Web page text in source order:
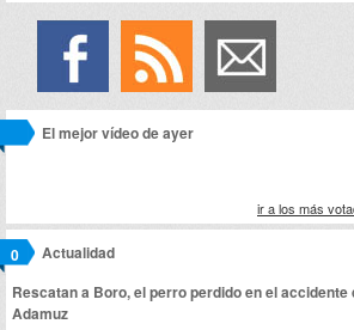
El mejor vídeo de ayer
ir a los más
Actualidad
0
Rescatan a Boro, el perro perdido en el accidente
Adamuz